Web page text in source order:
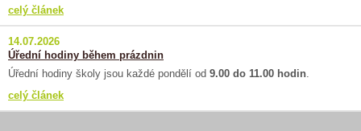
celý článek
14.07.2026
Úřední hodiny během prázdnin
Úřední hodiny školy jsou každé pondělí od 9.00 do 11.00 hodin.
celý článek